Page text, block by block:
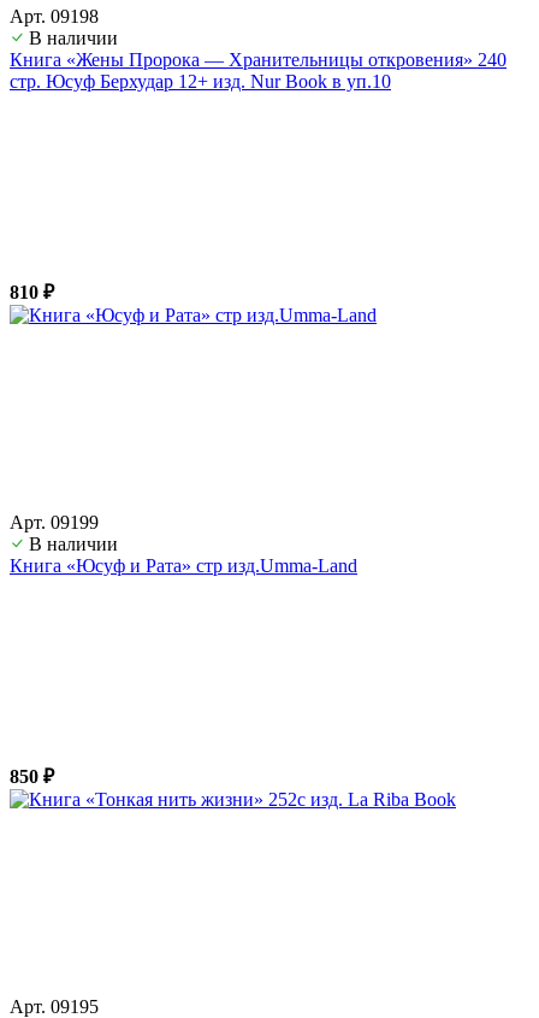
Арт. 09198
В наличии
Книга «Жены Пророка — Хранительницы откровения» 240
стр. Юсуф Берхудар 12+ изд. Nur Book в уп.10
810 ₽
Арт. 09199
В наличии
Книга «Юсуф и Рата» стр изд.Umma-Land
850 ₽
Арт. 09195